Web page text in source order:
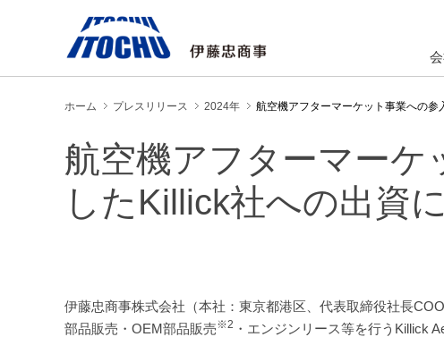
ホーム プレスリリース 2024年 航空機アフターマーケット事業への
航空機アフターマーケ
したKillick社への出資
伊藤忠商事株式会社（本社：東京都港区、代表取締役社長
部品販売・OEM部品販売※2 ・エンジンリース等を行うKillick